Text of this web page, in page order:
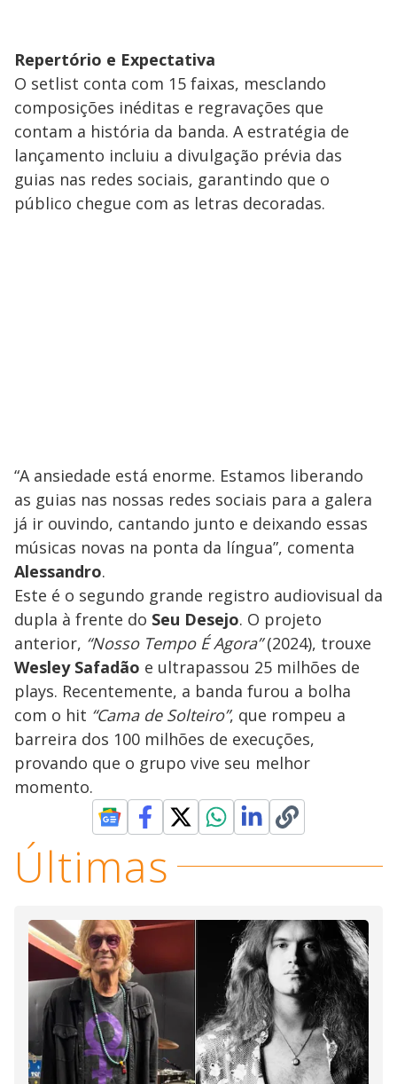
Repertório e Expectativa
​O setlist conta com 15 faixas, mesclando
composições inéditas e regravações que
contam a história da banda. A estratégia de
lançamento incluiu a divulgação prévia das
guias nas redes sociais, garantindo que o
público chegue com as letras decoradas.
​“A ansiedade está enorme. Estamos liberando
as guias nas nossas redes sociais para a galera
já ir ouvindo, cantando junto e deixando essas
músicas novas na ponta da língua”, comenta
Alessandro.
​Este é o segundo grande registro audiovisual da
dupla à frente do Seu Desejo. O projeto
anterior, “Nosso Tempo É Agora”(2024), trouxe
Wesley Safadão e ultrapassou 25 milhões de
plays. Recentemente, a banda furou a bolha
com o hit “Cama de Solteiro”, que rompeu a
barreira dos 100 milhões de execuções,
provando que o grupo vive seu melhor
momento.
Últimas